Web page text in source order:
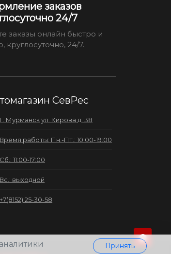
заказов
24/7
заказы онлайн быстро и
круглосуточно, 24/7.
СевРес
Г. Мурманск ул. Кирова д. 38
Время работы: Пн.-Пт.: 10:00-19:00
Сб.: 11:00-17:00
Вс.: выходной
+7(8152) 25-30-58
Принять